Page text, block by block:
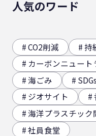
人気のワード
CO2削減
持
カーボンニュート
海ごみ
SDGs
ジオサイト
海洋プラスチック
社員食堂